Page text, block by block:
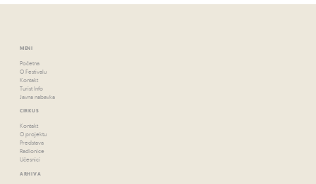
MENI
Početna
O Festivalu
Kontakt
Turist Info
Javna nabavka
CIRKUS
Kontakt
O projektu
Predstava
Radionice
Učesnici
ARHIVA